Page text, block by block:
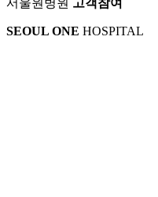
서울원병원 고객참여
SEOUL ONE HOSPITAL